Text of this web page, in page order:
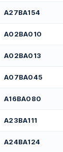
А27ВА154
А02ВА010
А02ВА013
А07ВА045
А16ВА080
А23ВА111
А24ВА124